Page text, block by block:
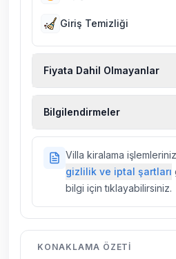
Giriş Temizliği
Fiyata Dahil Olmayanlar
sigortaları fiyatlara
Bilgilendirmeler
villalarımızda düzenli
yapılmaktadır. Buna
kelebek, böcek, sinek
dönemsel olarak altyapı
Villa kiralama
gizlilik ve iptal şartları
bilgi için tıklayabilirsiniz.
KONAKLAMA ÖZETI